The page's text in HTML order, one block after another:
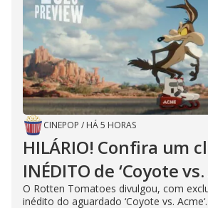
e
o
CINEPOP / HÁ 5 HORAS
HILÁRIO! Confira um
INÉDITO de ‘Coyote vs.
O Rotten Tomatoes divulgou, com
inédito do aguardado ‘Coyote vs.